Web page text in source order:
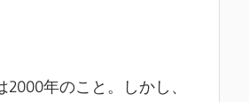
年のこと。しかし、